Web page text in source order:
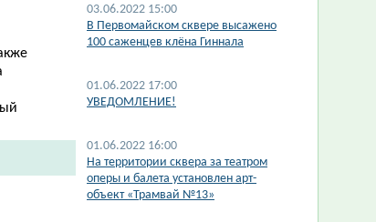
03.06.2022 15:00
В Первомайском сквере высажено
100 саженцев клёна Гиннала
01.06.2022 17:00
УВЕДОМЛЕНИЕ!
01.06.2022 16:00
На территории сквера за театром
оперы и балета установлен арт-
объект «Трамвай №13»